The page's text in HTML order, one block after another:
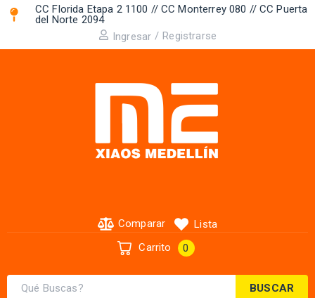
CC Florida Etapa 2 1100 // CC Monterrey 080 // CC Puerta
del Norte 2094 ​
Ingresar / Registrarse
BUSCAR
Comparar
Lista
Carrito
0